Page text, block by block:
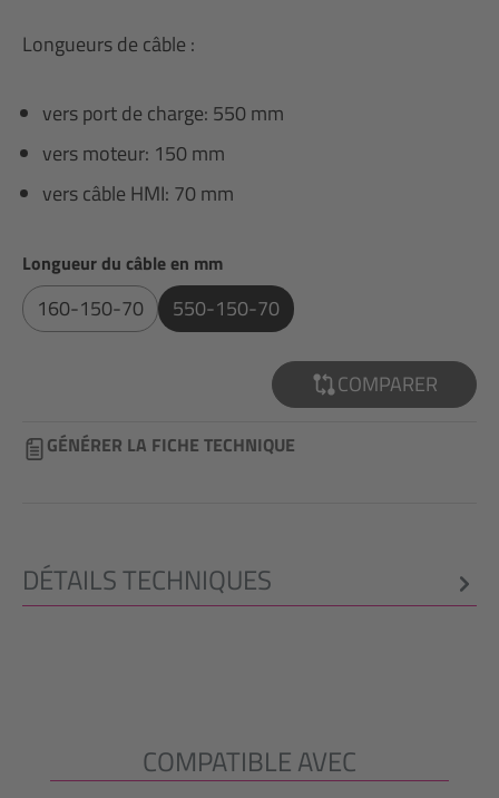
Longueurs de câble :
vers port de charge: 550 mm
vers moteur: 150 mm
vers câble HMI: 70 mm
Sélectionnez
Longueur du câble en mm
160-150-70 550-150-70
COMPARER
GÉNÉRER LA FICHE TECHNIQUE
DÉTAILS TECHNIQUES
Ignorer la galerie de produits
COMPATIBLE AVEC